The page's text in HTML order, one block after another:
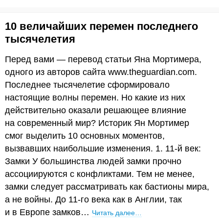
10 величайших перемен последнего
тысячелетия
Перед вами — перевод статьи Яна Мортимера,
одного из авторов сайта www.theguardian.com.
Последнее тысячелетие сформировало
настоящие волны перемен. Но какие из них
действительно оказали решающее влияние
на современный мир? Историк Ян Мортимер
смог выделить 10 основных моментов,
вызвавших наибольшие изменения. 1. 11-й век:
Замки У большинства людей замки прочно
ассоциируются с конфликтами. Тем не менее,
замки следует рассматривать как бастионы мира,
а не войны. До 11-го века как в Англии, так
и в Европе замков… Читать далее…